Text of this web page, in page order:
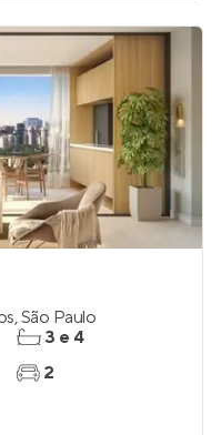
,São Paulo
3 e 4
2